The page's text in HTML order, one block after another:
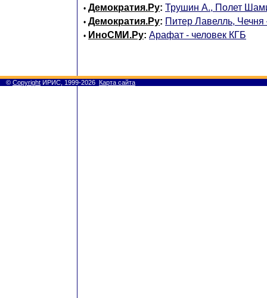
• Демократия.Ру: Трушин А., Полет
• Демократия.Ру: Питер Лавелль, Чечня
• ИноСМИ.Ру: Арафат - человек КГБ
© Copyright ИРИС, 1999-2026 Карта сайта